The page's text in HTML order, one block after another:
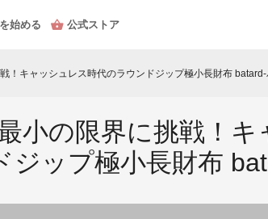
始める 公式ストア
！キャッシュレス時代のラウンドジップ極小長財布
小の限界に挑戦！
ジップ極小長財布